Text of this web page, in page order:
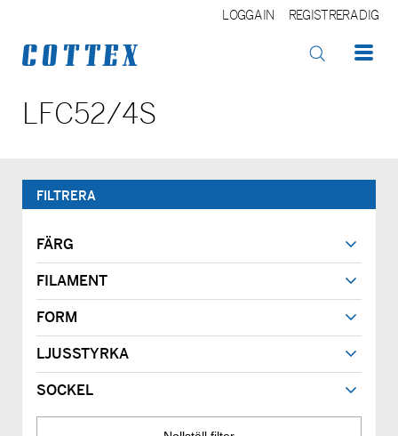
LOGGA IN REGISTRERA DIG
LFC52/4S
FILTRERA
FÄRG
FILAMENT
FORM
LJUSSTYRKA
SOCKEL